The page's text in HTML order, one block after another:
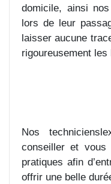
domicile, ainsi
lors de leur
laisser aucune
rigoureusement
Nos
conseiller et vous
pratiques afin
offrir une belle